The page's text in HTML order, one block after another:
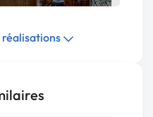
réalisations